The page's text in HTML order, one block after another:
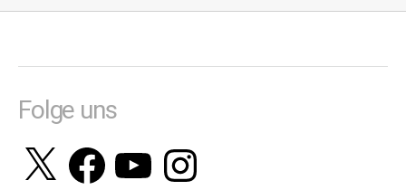
Folge uns
X FacebookYouTubeInstagram